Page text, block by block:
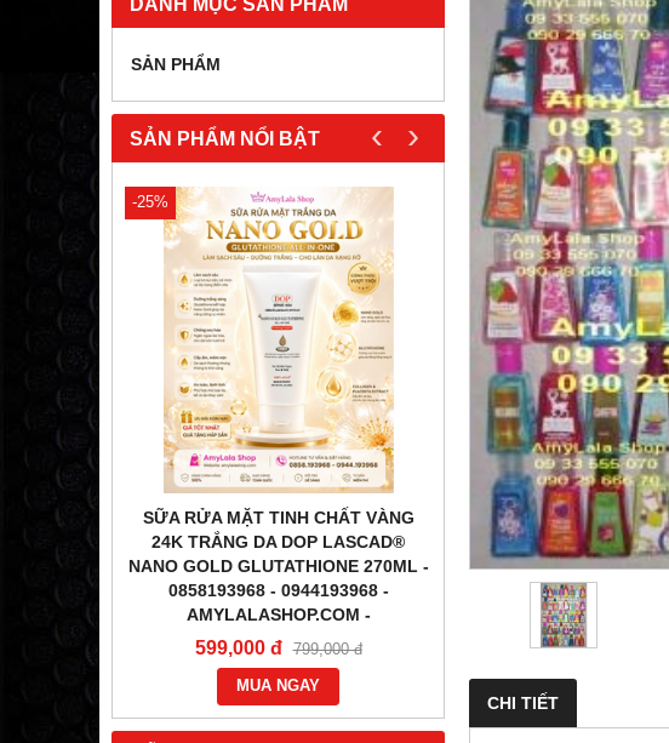
SẢN PHẨM
SẢN PHẨM NỔI BẬT
LASCAD
GOLD
-
-25%
SỮA RỬA MẶT TINH CHẤT VÀNG
24K TRẮNG DA DOP LASCAD®
NANO GOLD GLUTATHIONE 270ML -
0858193968 - 0944193968 -
AMYLALASHOP.COM -
599,000 đ 799,000 đ
MUA NGAY
-31%
TINH CHẤT VÀNG
LASCAD® NANO
GLUTATHIONE 9IN1
0858.193968 -
1,299,000 đ
‹ ›
CHI TIẾT